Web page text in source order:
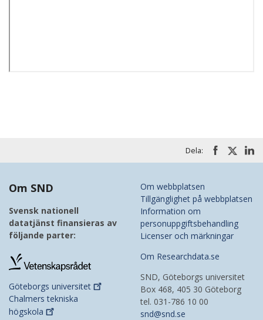
Dela:
Om SND
Svensk nationell
datatjänst finansieras av
följande parter:
Göteborgs universitet
Chalmers tekniska
högskola
Om webbplatsen
Tillgänglighet på webbplatsen
Information om
personuppgiftsbehandling
Licenser och märkningar
Om Researchdata.se
SND, Göteborgs universitet
Box 468, 405 30 Göteborg
tel. 031-786 10 00
snd@snd.se